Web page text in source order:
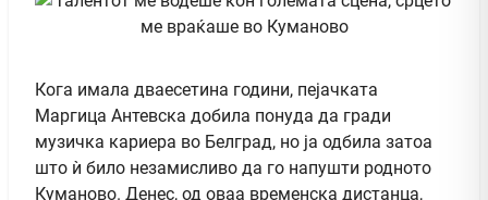
Кога имала дваесетина години, пејачката
Маргица Антевска добила понуда да гради
музичка кариера во Белград, но ја одбила затоа
што ѝ било незамисливо да го напушти родното
Куманово. Денес, од оваа временска дистанца,